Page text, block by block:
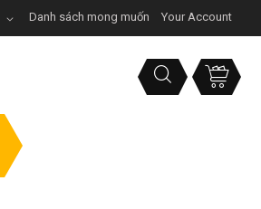
Danh sách mong muốn Your Account